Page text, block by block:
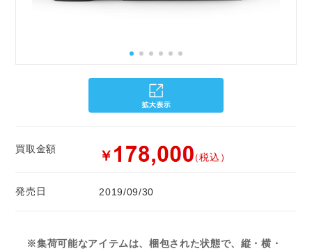
買取金額 ￥ （税込）
発売日 2019/09/30
※集荷可能なアイテムは、梱包された状態で、縦・横・